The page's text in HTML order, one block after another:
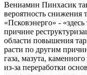
Вениамин Пинхасик
вероятность
«Псковэнерго» -
причине
области повышения
расти по другим
газа, мазута,
из-за переработки